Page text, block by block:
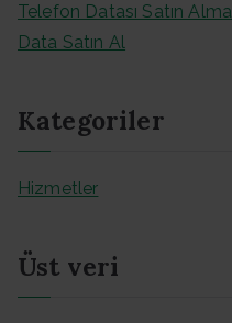
Telefon Datası Satın Alma
Data Satın Al
Kategoriler
Hizmetler
Üst veri